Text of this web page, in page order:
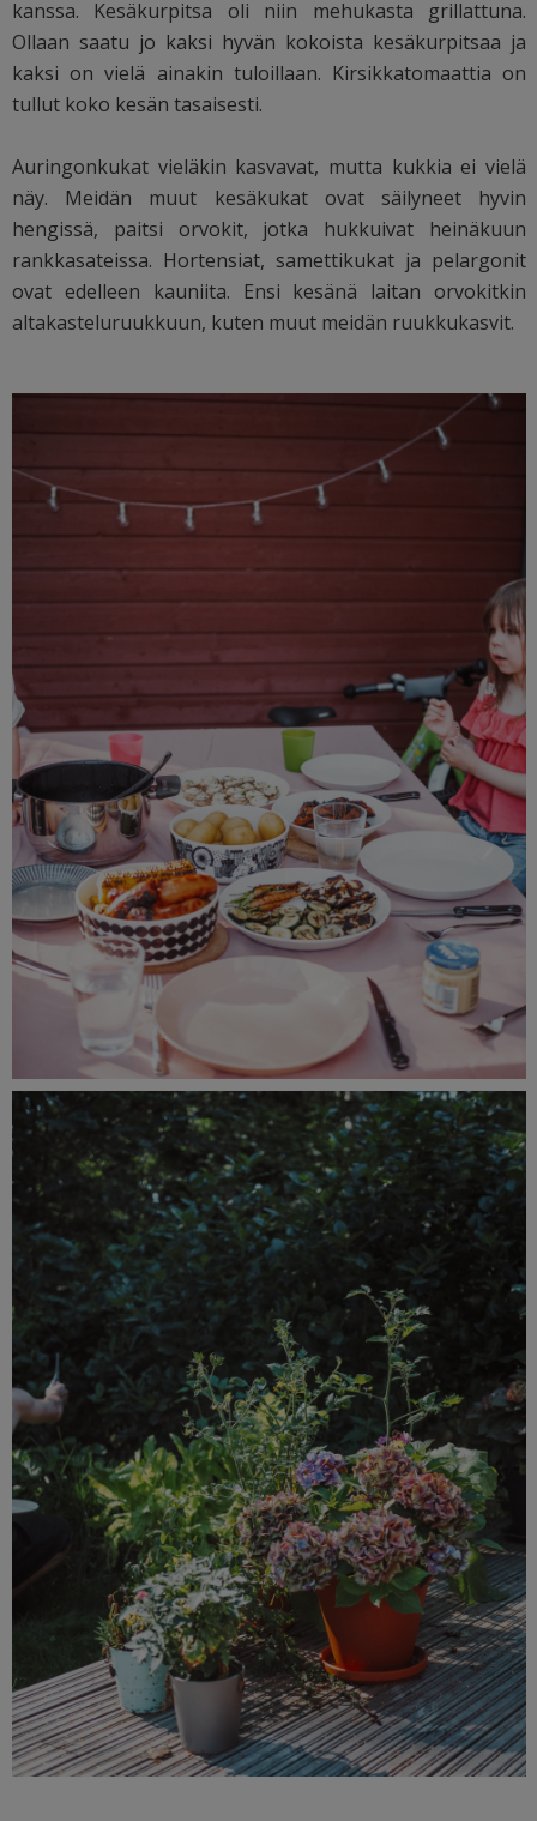
kanssa. Kesäkurpitsa oli niin mehukasta grillattuna.
Ollaan saatu jo kaksi hyvän kokoista kesäkurpitsaa ja
kaksi on vielä ainakin tuloillaan. Kirsikkatomaattia on
tullut koko kesän tasaisesti.
Auringonkukat vieläkin kasvavat, mutta kukkia ei vielä
näy. Meidän muut kesäkukat ovat säilyneet hyvin
hengissä, paitsi orvokit, jotka hukkuivat heinäkuun
rankkasateissa. Hortensiat, samettikukat ja pelargonit
ovat edelleen kauniita. Ensi kesänä laitan orvokitkin
altakasteluruukkuun, kuten muut meidän ruukkukasvit.